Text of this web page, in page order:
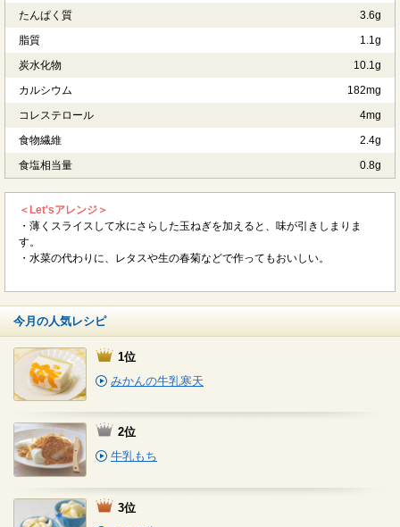
たんぱく質
3.6g
脂質
1.1g
炭水化物
10.1g
カルシウム
182mg
コレステロール
4mg
食物繊維
2.4g
食塩相当量
0.8g
＜Let'sアレンジ＞
・薄くスライスして水にさらした玉ねぎを加えると、味が引きしまりま
す。
・水菜の代わりに、レタスや生の春菊などで作ってもおいしい。
今月の人気レシピ
1位
みかんの牛乳寒天
2位
牛乳もち
3位